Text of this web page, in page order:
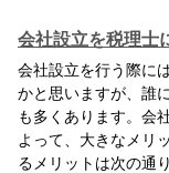
会社設立を税理士
会社設立を行う際に
かと思いますが、誰に
も多くあります。会
よって、大きなメリ
るメリットは次の通